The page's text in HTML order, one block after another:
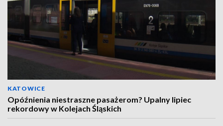
KATOWICE
Opóźnienia niestraszne pasażerom? Upalny lipiec
rekordowy w Kolejach Śląskich